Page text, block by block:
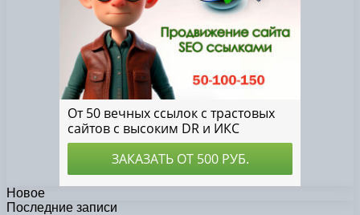
Новое
Последние записи